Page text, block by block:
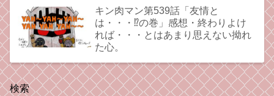
キン肉マン第539話「友情と
は・・・⁉︎の巻」感想・終わりよけ
れば・・・とはあまり思えない拗れ
た心。
検索